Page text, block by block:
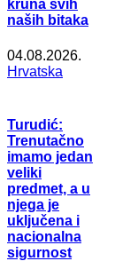
kruna svih
naših bitaka
04.08.2026.
Hrvatska
Turudić:
Trenutačno
imamo jedan
veliki
predmet, a u
njega je
uključena i
nacionalna
sigurnost